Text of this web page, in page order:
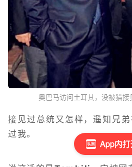
App内
奥巴马访问土耳其，没被猫接
接见过总统又怎样，遥知兄
过我。